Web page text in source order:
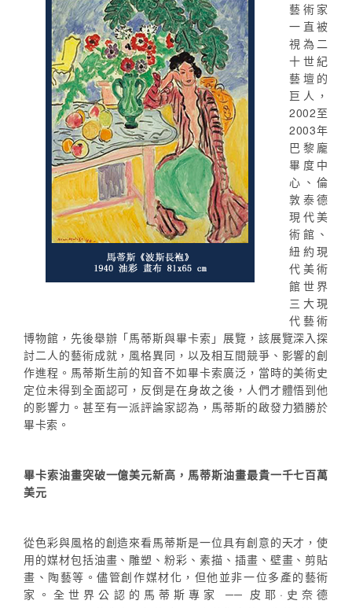
藝術家
一直被
視為二
十世紀
藝壇的
巨人，
2002至
2003年
巴黎龐
畢度中
心、倫
敦泰德
現代美
術館、
紐約現
代美術
館世界
三大現
代藝術
博物館，先後舉辦「馬蒂斯與畢卡索」展覽，該展覽深入探
討二人的藝術成就，風格異同，以及相互間競爭、影響的創
作進程。馬蒂斯生前的知音不如畢卡索廣泛，當時的美術史
定位未得到全面認可，反倒是在身故之後，人們才體悟到他
的影響力。甚至有一派評論家認為，馬蒂斯的啟發力猶勝於
畢卡索。
畢卡索油畫突破一億美元新高，馬蒂斯油畫最貴一千七百萬
美元
從色彩與風格的創造來看馬蒂斯是一位具有創意的天才，使
用的媒材包括油畫、雕塑、粉彩、素描、插畫、壁畫、剪貼
畫、陶藝等。儘管創作媒材化，但他並非一位多產的藝術
家。全世界公認的馬蒂斯專家── 皮耶·史奈德